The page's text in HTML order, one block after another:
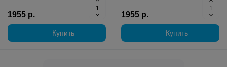
1955 р.
Купить
1955 р.
Купить